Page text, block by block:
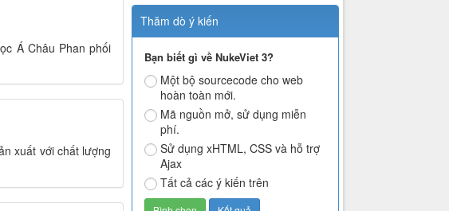
Á Châu Phan phối
xuất với chất lượng
Thăm dò ý kiến
Bạn biết gì về NukeViet 3?
Một bộ sourcecode cho web
hoàn toàn mới.
Mã nguồn mở, sử dụng miễn
phí.
Sử dụng xHTML, CSS và hỗ trợ
Ajax
Tất cả các ý kiến trên